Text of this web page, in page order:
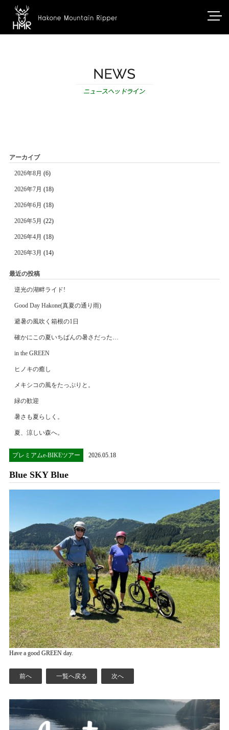
アーカイブ
2026年8月 (6)
2026年7月 (18)
2026年6月 (18)
2026年5月 (22)
2026年4月 (18)
2026年3月 (14)
最近の投稿
逆光の湖畔ライド!
Good Day Hakone(真夏の通り雨)
避暑の風吹く箱根の1日
確かにこの夏いちばんの暑さだった…
in the GREEN
ヒノキの癒し
メキシコの風をたっぷりと。
緑の歓迎
暑さも夏らしく。
夏、涼しい森へ。
プレミアムe-BIKEツアー 2026.05.18
Blue SKY Blue
Have a good GREEN day.
前へ 一覧へ戻る 次へ